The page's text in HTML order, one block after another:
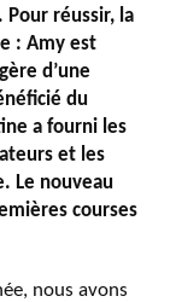
Pour réussir, la
: Amy est
d’une
du
a fourni les
et les
Le nouveau
courses
nous avons